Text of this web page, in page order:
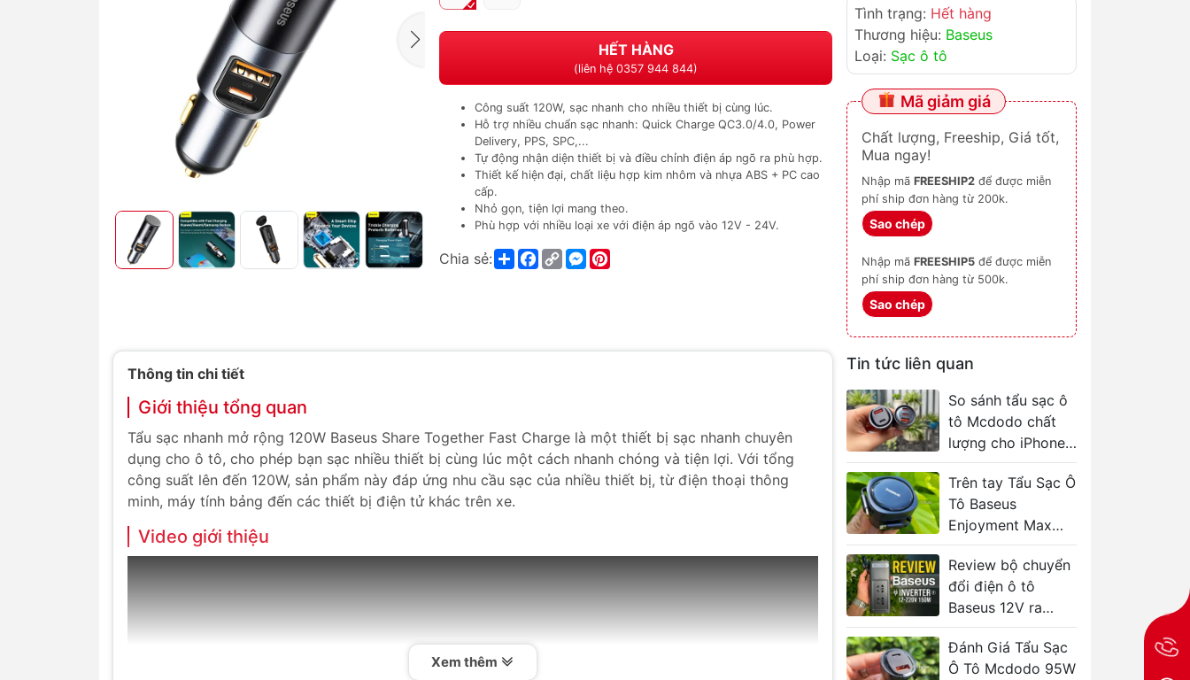
HẾT HÀNG
(liên hệ 0357 944 844)
Công suất 120W, sạc nhanh cho nhiều thiết bị cùng lúc.
Hỗ trợ nhiều chuẩn sạc nhanh: Quick Charge QC3.0/4.0, Power
Delivery, PPS, SPC,...
Tự động nhận diện thiết bị và điều chỉnh điện áp ngõ ra phù hợp.
Thiết kế hiện đại, chất liệu hợp kim nhôm và nhựa ABS + PC cao
cấp.
Nhỏ gọn, tiện lợi mang theo.
Phù hợp với nhiều loại xe với điện áp ngõ vào 12V - 24V.
Chia sẻ: ShareFacebook
Copy
Link
Messenger
Tình trạng: Hết hàng
Thương hiệu: Baseus
Loại: Sạc ô tô
Mã giảm giá
Chất lượng, Freeship, Giá tốt,
Mua ngay!
Nhập mã FREESHIP2
phí ship đơn hàng từ 200k.
Sao chép
Nhập mã FREESHIP5
phí ship đơn hàng từ 500k.
Sao chép
Tin tức liên quan
So sánh tẩu sạc ô
tô Mcdodo chất
lượng cho iPhone
MacBook
Trên tay Tẩu Sạc Ô
Tô Baseus
Enjoyment Max
60W Dây Rút –
Sạc Nhanh, Gọn
Gàng, Không Rối
Review bộ chuyển
đổi điện ô tô
Baseus 12V ra
220V 150W – Có
đáng mua không?
Đánh Giá Tẩu Sạc
Ô Tô Mcdodo 95W
Thông tin chi tiết
Giới thiệu tổng quan
Tẩu sạc nhanh mở rộng 120W Baseus Share Together Fast Charge là một thiết bị sạc nhanh chuyên
dụng cho ô tô, cho phép bạn sạc nhiều thiết bị cùng lúc một cách nhanh chóng và tiện lợi. Với tổng
công suất lên đến 120W, sản phẩm này đáp ứng nhu cầu sạc của nhiều thiết bị, từ điện thoại thông
minh, máy tính bảng đến các thiết bị điện tử khác trên xe.
Video giới thiệu
Xem thêm